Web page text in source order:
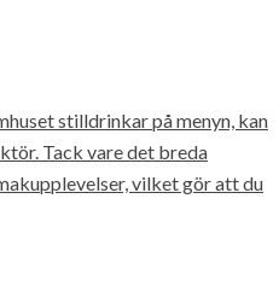
stilldrinkar på menyn, kan
Tack vare det breda
vilket gör att du